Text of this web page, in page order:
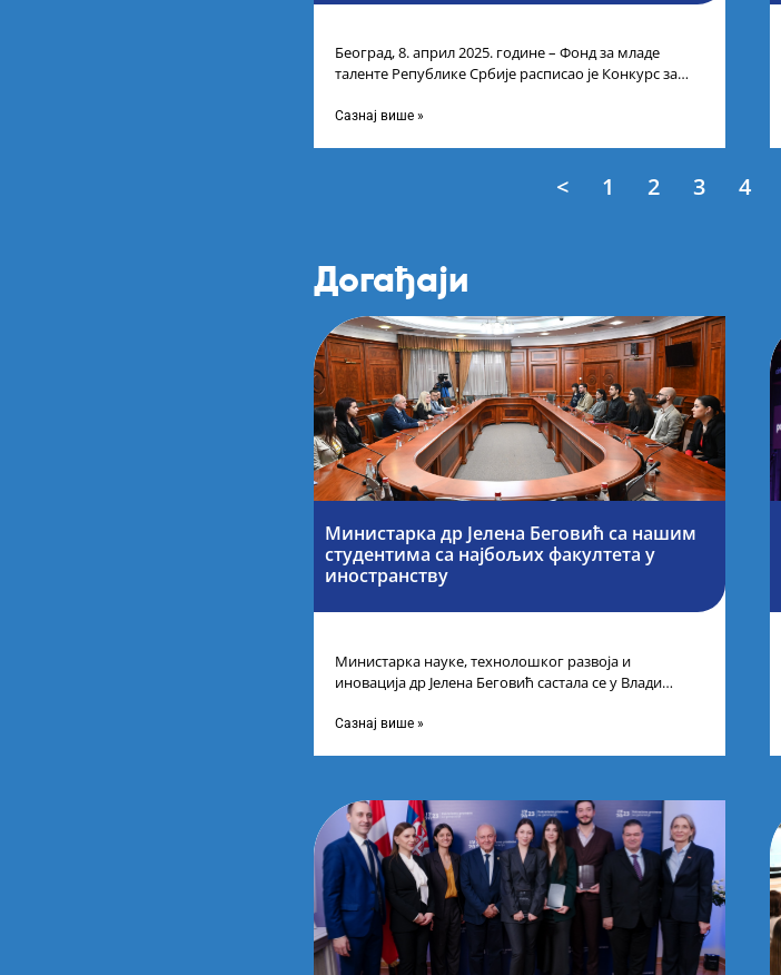
Београд, 8. април 2025. године – Фонд за младе
таленте Републике Србије расписао је Конкурс за
Сазнај више »
< 1 2 3 4
Догађаји
Министарка др Јелена Беговић са нашим
студентима са најбољих факултета у
иностранству
Министарка науке, технолошког развоја и
иновација др Јелена Беговић састала се у Влади
Сазнај више »